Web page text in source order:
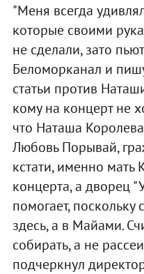
"Меня всегда
которые своими
не сделали, зато
Беломорканал и
статьи против
кому на концерт не
что Наташа
Любовь Порывай,
кстати, именно мать
концерта, а дворец
помогает, поскольку
здесь, а в Майами.
собирать, а не
подчеркнул